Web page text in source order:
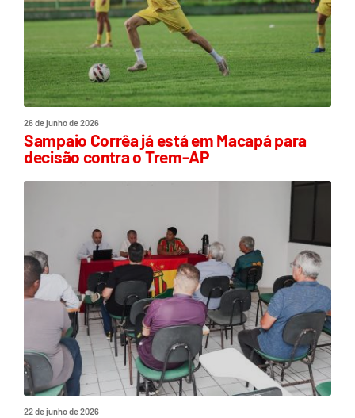
26 de junho de 2026
Sampaio Corrêa já está em Macapá para
decisão contra o Trem-AP
22 de junho de 2026